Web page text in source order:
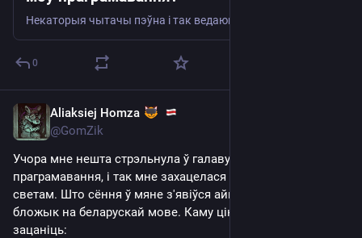
0
Aliaksiej Homza
@GomZik
Учора мне нешта стрэльнула ў галаву на тэму
праграмавання, і так мне захацелася гэтым падзяліцца са
светам. Што сёння ў мяне з'явіўся айцішны тэкставы
бложык на беларускай мове. Каму цікава - прашу
зацаніць: